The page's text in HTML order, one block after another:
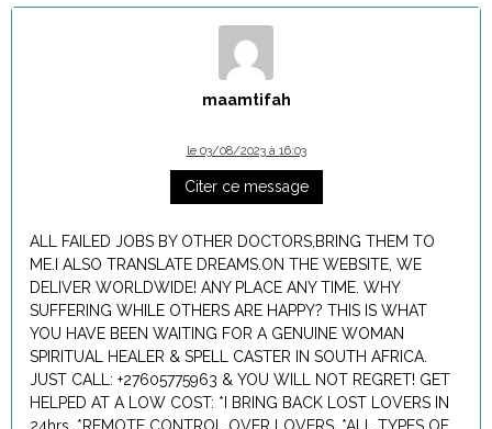
maamtifah
le 03/08/2023 à 16:03
Citer ce message
ALL FAILED JOBS BY OTHER DOCTORS,BRING THEM TO
ME.I ALSO TRANSLATE DREAMS.ON THE WEBSITE, WE
DELIVER WORLDWIDE! ANY PLACE ANY TIME. WHY
SUFFERING WHILE OTHERS ARE HAPPY? THIS IS WHAT
YOU HAVE BEEN WAITING FOR A GENUINE WOMAN
SPIRITUAL HEALER & SPELL CASTER IN SOUTH AFRICA.
JUST CALL: +27605775963 & YOU WILL NOT REGRET! GET
HELPED AT A LOW COST: *I BRING BACK LOST LOVERS IN